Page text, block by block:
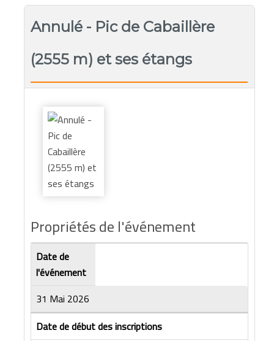
Annulé - Pic de Cabaillère
(2555 m) et ses étangs
Propriétés de l'événement
Date de
l'événement
31 Mai 2026
Date de début des inscriptions